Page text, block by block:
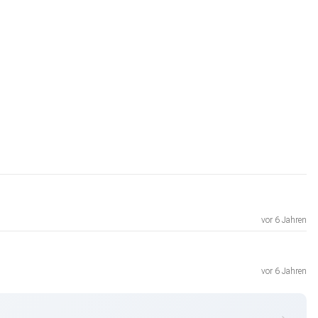
vor 6 Jahren
vor 6 Jahren